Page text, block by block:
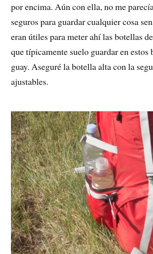
por encima. Aún con ella, no me
seguros para guardar cualquier cosa
eran útiles para meter ahí las botellas
que típicamente suelo guardar en
guay. Aseguré la botella alta con la
ajustables.